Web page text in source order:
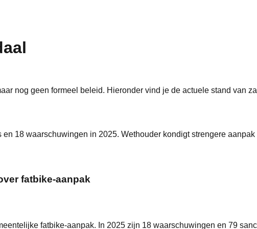
nog geen formeel beleid. Hieronder vind je de actuele stand van
18 waarschuwingen in 2025. Wethouder kondigt strengere aanpak
fatbike-aanpak
fatbike-aanpak. In 2025 zijn 18 waarschuwingen en 79